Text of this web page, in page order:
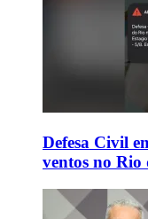
Defesa Civil
ventos no Rio